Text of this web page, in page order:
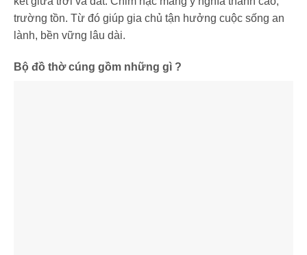
trường tồn. Từ đó giúp gia chủ tận hưởng cuộc sống an
lành, bền vững lâu dài.
Bộ đồ thờ cúng gồm những gì ?